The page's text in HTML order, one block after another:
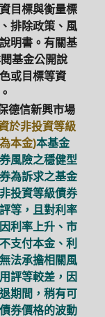
目標與衡量標
排除政策、風
明書。有關基
基金公開說
或目標等資
德信新興市場
於非投資等級
本金)本基金
風險之穩健型
為訴求之基金
投資等級債券
等，且對利率
利率上升、市
支付本金、利
法承擔相關風
評等較差，因
期間，稍有可
券價格的波動